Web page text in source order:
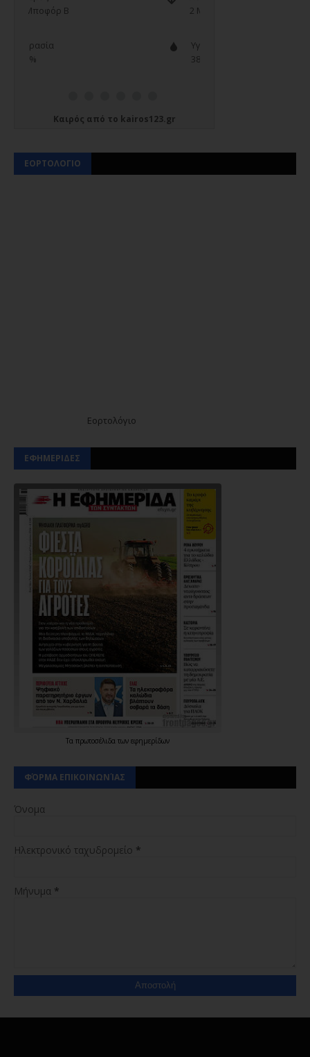
Καιρός από το kairos123.gr
ΕΟΡΤΟΛΟΓΙΟ
Εορτολόγιο
ΕΦΗΜΕΡΙΔΕΣ
Τα πρωτοσέλιδα των εφημερίδων
ΦΌΡΜΑ ΕΠΙΚΟΙΝΩΝΊΑΣ
Όνομα
Ηλεκτρονικό ταχυδρομείο *
Μήνυμα *